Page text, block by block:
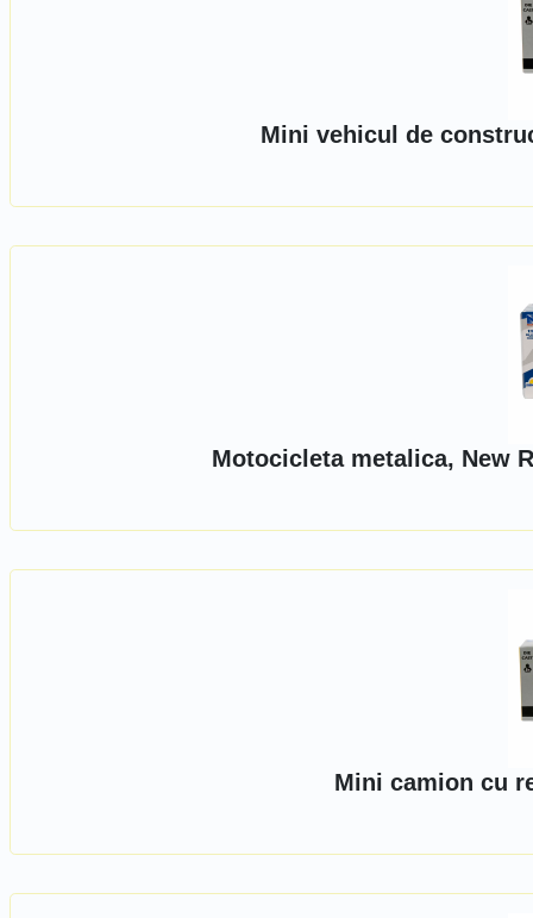
Mini vehicul de
Motocicleta metalica, New
Mini camion cu